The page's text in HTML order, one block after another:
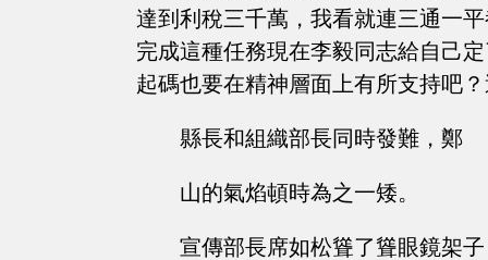
達到利稅三千萬，我看就連三通一
完成這種任務現在李毅同志給自己
起碼也要在精神層面上有所支持吧
縣長和組織部長同時發難，鄭
山的氣焰頓時為之一矮。
宣傳部長席如松聳了聳眼鏡架